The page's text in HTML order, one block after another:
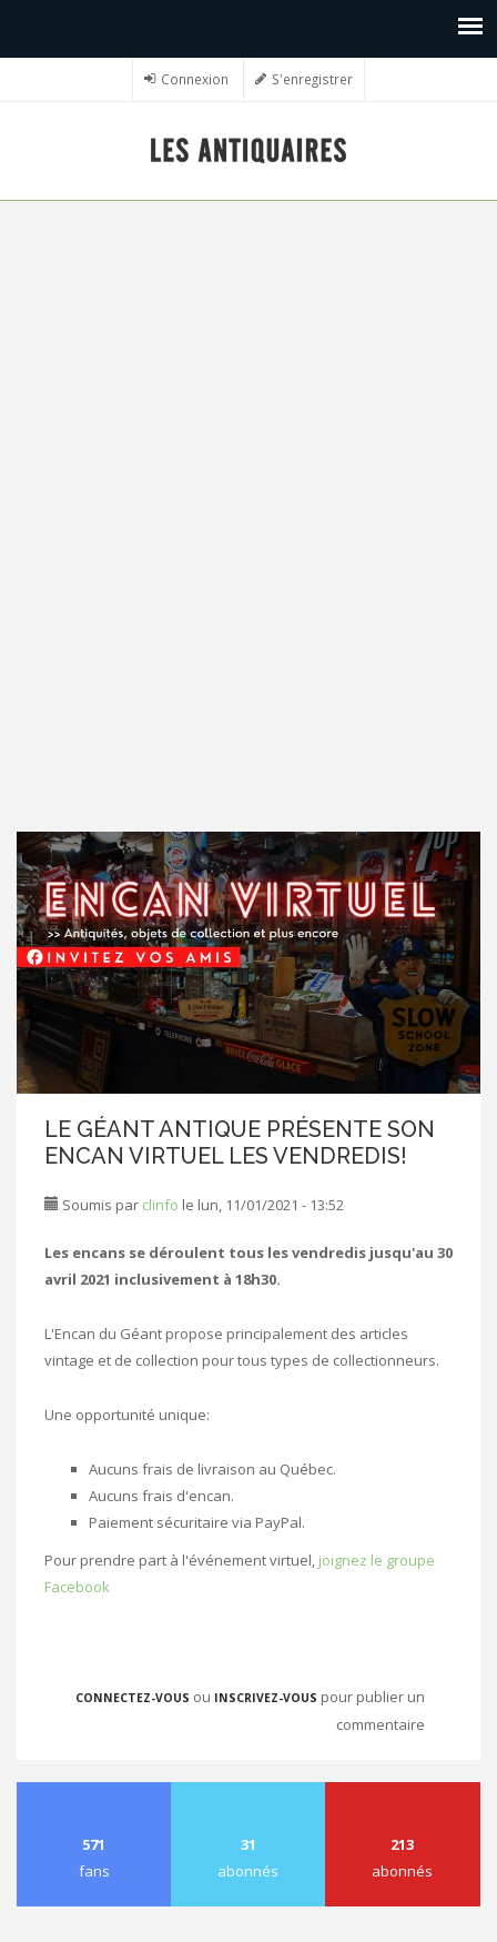
Connexion S'enregistrer
LE GÉANT ANTIQUE PRÉSENTE SON
ENCAN VIRTUEL LES VENDREDIS!
Soumis par clinfo le lun, 11/01/2021 - 13:52
Les encans se déroulent tous les vendredis jusqu'au 30
avril 2021 inclusivement à 18h30.
L'Encan du Géant propose principalement des articles
vintage et de collection pour tous types de collectionneurs.
Une opportunité unique:
Aucuns frais de livraison au Québec.
Aucuns frais d'encan.
Paiement sécuritaire via PayPal.
Pour prendre part à l'événement virtuel, joignez le groupe
Facebook
CONNECTEZ-VOUS ou INSCRIVEZ-VOUS pour publier un
commentaire
571
fans
31
abonnés
213
abonnés